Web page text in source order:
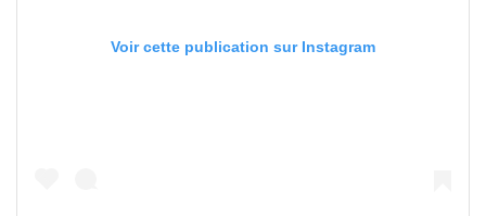
Voir cette publication sur Instagram